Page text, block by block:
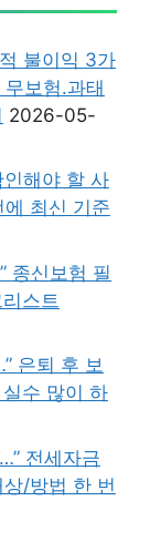
불이익 3가
보험.과태
2026-05-
해야 할 사
최신 기준
종신보험 필
스트
은퇴 후 보
수 많이 하
전세자금
/방법 한 번